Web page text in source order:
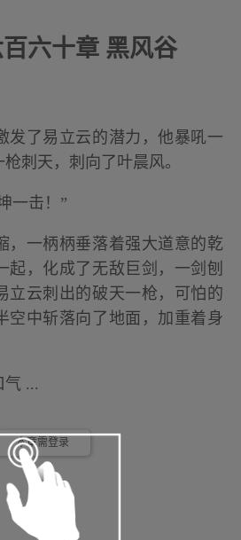
六十章 黑风谷
了易立云的潜力，他暴吼一
刺天，刺向了叶晨风。
击！”
一柄柄垂落着强大道意的乾
起，化成了无敌巨剑，一剑刨
立云刺出的破天一枪，可怕的
空中斩落向了地面，加重着身
...
本章需登录